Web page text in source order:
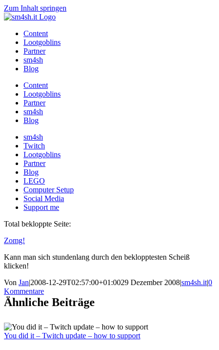
Zum Inhalt springen
Content
Lootgoblins
Partner
sm4sh
Blog
Content
Lootgoblins
Partner
sm4sh
Blog
sm4sh
Twitch
Lootgoblins
Partner
Blog
LEGO
Computer Setup
Social Media
Support me
Total bekloppte Seite:
Zomg!
Kann man sich stundenlang durch den beklopptesten Scheiß
klicken!
Von Jan|2008-12-29T02:57:00+01:0029 Dezember 2008|sm4sh.it|0
Kommentare
Ähnliche Beiträge
You did it – Twitch update – how to support